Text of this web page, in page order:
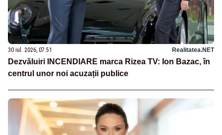
30 iul. 2026, 07:51 Realitatea.NET
Dezvăluiri INCENDIARE marca Rizea TV: Ion Bazac, în
centrul unor noi acuzații publice